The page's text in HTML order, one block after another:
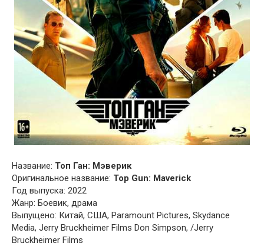
Название: Топ Ган: Мэверик
Оригинальное название: Top Gun: Maverick
Год выпуска: 2022
Жанр: Боевик, драма
Выпущено: Китай, США, Paramount Pictures, Skydance
Media, Jerry Bruckheimer Films Don Simpson, /Jerry
Bruckheimer Films